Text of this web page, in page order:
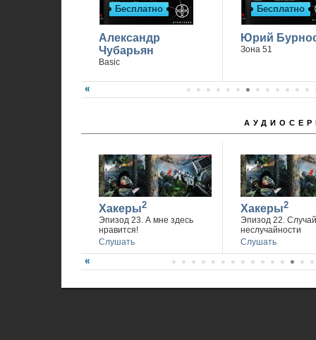
Бесплатно
Александр
Чубарьян
Basic
Бесплатно
Юрий
Зона 51
Хакеры2
Эпизод 23. А мне здесь
нравится!
Слушать
Хакеры2
Эпизод 22.
неслучайности
Слушать